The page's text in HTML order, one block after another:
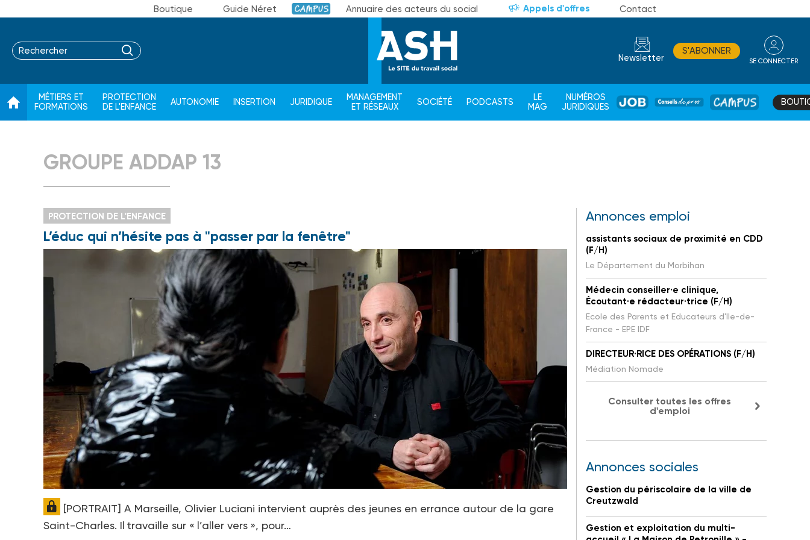
Boutique Guide Néret Campus Annuaire des acteurs du social Appels d'offres Contact
Newsletter
S'ABONNER
SE CONNECTER
MÉTIERS ET
FORMATIONS
PROTECTION
DE L'ENFANCE
AUTONOMIE INSERTION JURIDIQUE
MANAGEMENT
ET RÉSEAUX
SOCIÉTÉ PODCASTS
LE
MAG
NUMÉROS
JURIDIQUES
JOB
DE
CAMPUS
GROUPE ADDAP 13
PROTECTION DE L'ENFANCE
L’éduc qui n’hésite pas à "passer par la fenêtre"
[PORTRAIT] A Marseille, Olivier Luciani intervient auprès des jeunes en errance autour de la gare
Saint-Charles. Il travaille sur « l’aller vers », pour…
Annonces emploi
assistants sociaux de proximité en CDD
(F/H)
Le Département du Morbihan
Médecin conseiller·e clinique,
Écoutant·e rédacteur·trice (F/H)
Ecole des Parents et Educateurs d'Ile-de-
France - EPE IDF
DIRECTEUR·RICE DES OPÉRATIONS (F/H)
Médiation Nomade
Consulter toutes les offres
d'emploi
Annonces sociales
Gestion du périscolaire de la ville de
Creutzwald
Gestion et exploitation du multi-